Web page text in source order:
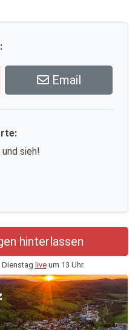
Email
sieh!
hinterlassen
Dienstag liveum 13 Uhr.